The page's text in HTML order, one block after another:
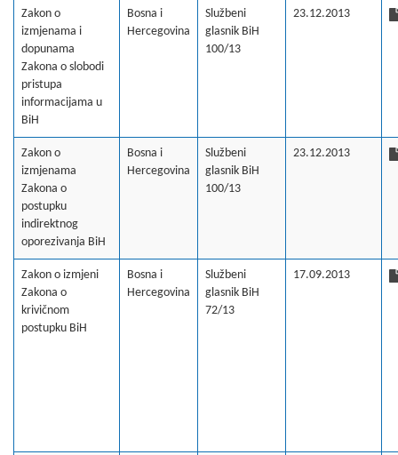
Zakon o
izmjenama i
dopunama
Zakona o slobodi
pristupa
informacijama u
BiH
Bosna i
Hercegovina
Službeni
glasnik BiH
100/13
23.12.2013
Zakon o
izmjenama
Zakona o
postupku
indirektnog
oporezivanja BiH
Bosna i
Hercegovina
Službeni
glasnik BiH
100/13
23.12.2013
Zakon o izmjeni
Zakona o
krivičnom
postupku BiH
Bosna i
Hercegovina
Službeni
glasnik BiH
72/13
17.09.2013